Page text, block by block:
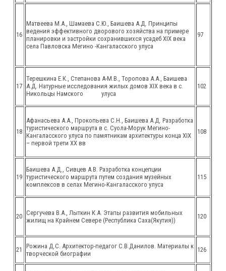
16
Матвеева М.А., Шамаева С.Ю., Баишева А.Д. Принципы
ведения эффективного дворового хозяйства на примере
планировки и застройки сохранившихся усадеб XIX века
села Павловска Мегино -Кангаласского улуса
97
17
Терешкина Е.К., Степанова А-М.В., Торопова А.А., Баишева
А.Д. Натурные исследования жилых домов XIX века в с.
Никольцы Намского улуса
102
18
Афанасьева А.А., Прокопьева С.Н., Баишева А.Д. Разработка
туристического маршрута в с. Суола-Морук Мегино-
Кангаласского улуса по памятникам архитектуры конца XIX
– первой трети XX вв
108
19
Баишева А.Д., Сивцев А.В. Разработка концепции
туристического маршрута путем создания музейных
комплексов в селах Мегино-Кангаласского улуса
115
20 Сергучева В.А., Лыткин К.А. Этапы развития мобильных
жилищ на Крайнем Севере (Республика Саха(Якутия))
120
21
Рожина Д.С. Архитектор-педагог С.В.Данилов. Материалы к
творческой биографии
126